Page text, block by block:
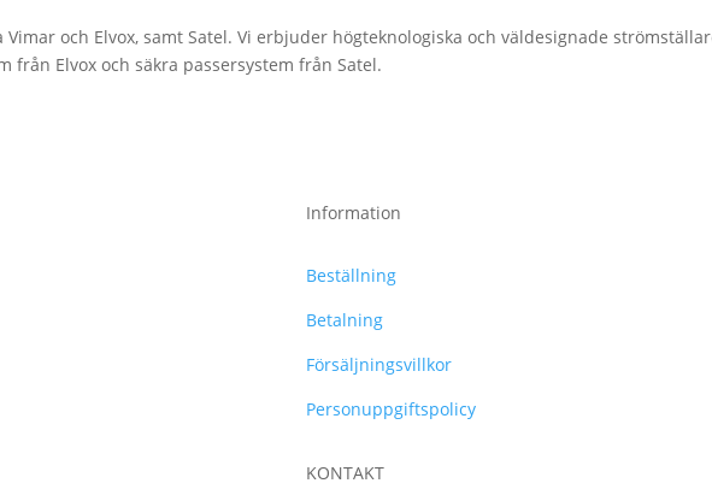
och Elvox, samt Satel. Vi erbjuder högteknologiska och väldesignade
Elvox och säkra passersystem från Satel.
Information
Beställning
Betalning
Försäljningsvillkor
Personuppgiftspolicy
KONTAKT